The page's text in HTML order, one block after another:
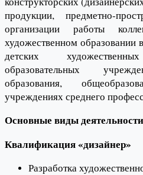
продукции, предметно-
организации работы
художественном образовании
детских
образовательных
образования,
учреждениях среднего
Основные виды
Квалификация «дизайнер»
Разработка